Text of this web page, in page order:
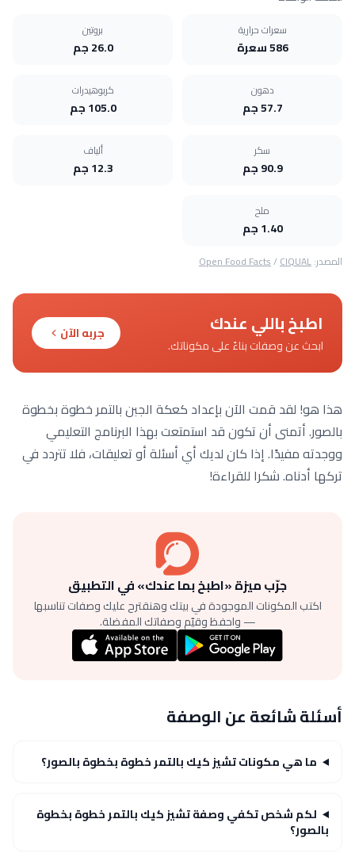
سعرات حرارية
586 سعرة
بروتين
26.0 جم
دهون
57.7 جم
كربوهيدرات
105.0 جم
سكر
90.9 جم
ألياف
12.3 جم
ملح
1.40 جم
المصدر: Open Food Facts/CIQUAL
اطبخ باللي عندك
ابحث عن وصفات بناءً على مكوناتك.
جربه الآن
هذا هو! لقد قمت الآن بإعداد كعكة الجبن بالتمر خطوة بخطوة
بالصور. أتمنى أن تكون قد استمتعت بهذا البرنامج التعليمي
ووجدته مفيدًا. إذا كان لديك أي أسئلة أو تعليقات، فلا تتردد في
تركها أدناه. شكرا للقراءة!
جرّب ميزة «اطبخ بما عندك» في التطبيق
اكتب المكونات الموجودة في بيتك وهنقترح عليك وصفات تناسبها
— واحفظ وقيّم وصفاتك المفضلة.
أسئلة شائعة عن الوصفة
ما هي مكونات تشيز كيك بالتمر خطوة بخطوة بالصور؟
لكم شخص تكفي وصفة تشيز كيك بالتمر خطوة بخطوة
بالصور؟